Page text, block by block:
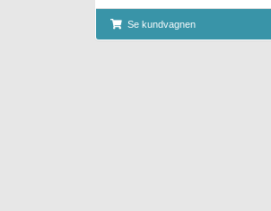
Se kundvagnen